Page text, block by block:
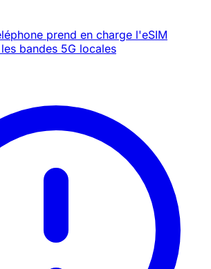
prend en charge l'eSIM
bandes 5G locales